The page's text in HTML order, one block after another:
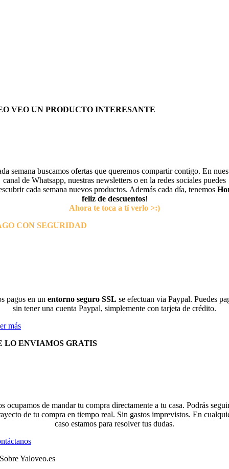
VEO UN PRODUCTO INTERESANTE
semana buscamos ofertas que queremos compartir contigo. En
canal de Whatsapp, nuestras newsletters o en la redes sociales puedes
cada semana nuevos productos. Además cada día, tenemos
feliz de descuentos!
Ahora te toca a tí verlo >:)
CON SEGURIDAD
pagos en un entorno seguro SSL se efectuan via Paypal. Puedes
sin tener una cuenta Paypal, simplemente con tarjeta de crédito.
más
LO ENVIAMOS GRATIS
ocupamos de mandar tu compra directamente a tu casa. Podrás
de tu compra en tiempo real. Sin gastos imprevistos. En
caso estamos para resolver tus dudas.
Sobre Yaloveo.es